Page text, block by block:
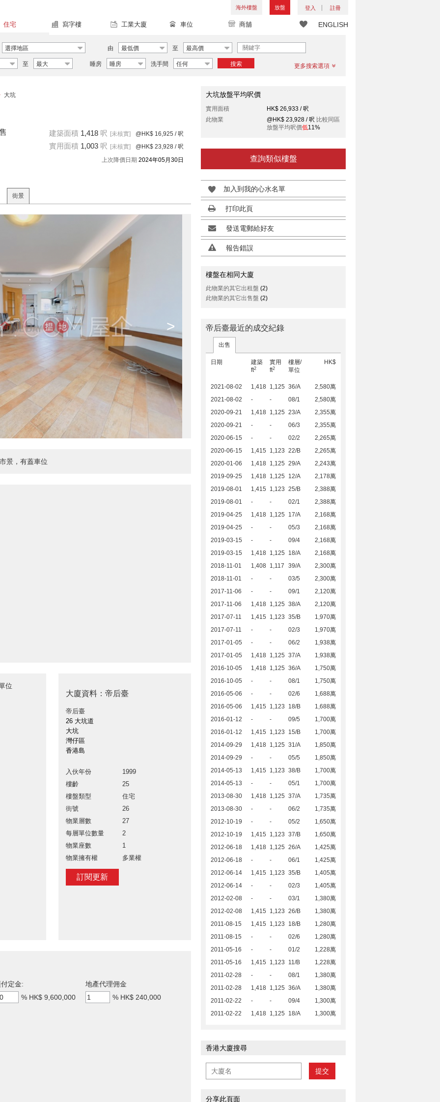
海外樓盤 放盤 登入 註冊
ENGLISH
住宅 寫字樓 工業大廈 車位 商舖
選擇地區 由 最低價 至 最高價
至 最大 睡房 睡房 洗手間 任何 搜索 更多搜索選項
大坑
建築面積 1,418 呎 [未核實] @HK$ 16,925 / 呎
實用面積 1,003 呎 [未核實] @HK$ 23,928 / 呎
上次降價日期 2024年05月30日
街景
>
景，有蓋車位
位
大廈資料：帝后臺
帝后臺
26 大坑道
大坑
灣仔區
香港島
入伙年份
1999
樓齡
25
樓盤類型
住宅
街號
26
物業層數
27
每層單位數量
2
物業座數
1
物業擁有權
多業權
訂閱更新
大坑放盤平均呎價
實用面積
HK$ 26,933 / 呎
此物業
@HK$ 23,928 / 呎 比較同區
放盤平均呎價低11%
查詢類似樓盤
加入到我的心水名單
打印此頁
發送電郵給好友
報告錯誤
樓盤在相同大廈
此物業的其它出租盤 (2)
此物業的其它出售盤 (2)
帝后臺最近的成交紀錄
出售
日期
建築
ft2
實用
ft2
樓層/
單位
HK$
2021-08-02 1,418 1,125 36/A
2,580萬
2021-08-02
- - 08/1
2,580萬
2020-09-21
1,418 1,125 23/A
2,355萬
2020-09-21
- - 06/3
2,355萬
2020-06-15
- - 02/2
2,265萬
2020-06-15
1,415 1,123 22/B
2,265萬
2020-01-06
1,418 1,125 29/A
2,243萬
2019-09-25
1,418 1,125 12/A
2,178萬
2019-08-01
1,415 1,123 25/B
2,388萬
2019-08-01
- - 02/1
2,388萬
2019-04-25
1,418 1,125 17/A
2,168萬
2019-04-25
- - 05/3
2,168萬
2019-03-15
- - 09/4
2,168萬
2019-03-15
1,418 1,125 18/A
2,168萬
2018-11-01
1,408 1,117 39/A
2,300萬
2018-11-01
- - 03/5
2,300萬
2017-11-06
- - 09/1
2,120萬
2017-11-06
1,418 1,125 38/A
2,120萬
2017-07-11
1,415 1,123 35/B
1,970萬
2017-07-11
- - 02/3
1,970萬
2017-01-05
- - 06/2
1,938萬
2017-01-05
1,418 1,125 37/A
1,938萬
2016-10-05
1,418 1,125 36/A
1,750萬
2016-10-05
- - 08/1
1,750萬
2016-05-06
- - 02/6
1,688萬
2016-05-06
1,415 1,123 18/B
1,688萬
2016-01-12
- - 09/5
1,700萬
2016-01-12
1,415 1,123 15/B
1,700萬
2014-09-29
1,418 1,125 31/A
1,850萬
2014-09-29
- - 05/5
1,850萬
2014-05-13
1,415 1,123 38/B
1,700萬
2014-05-13
- - 05/1
1,700萬
2013-08-30
1,418 1,125 37/A
1,735萬
2013-08-30
- - 06/2
1,735萬
2012-10-19
- - 05/2
1,650萬
2012-10-19
1,415 1,123 37/B
1,650萬
2012-06-18
1,418 1,125 26/A
1,425萬
2012-06-18
- - 06/1
1,425萬
2012-06-14
1,415 1,123 35/B
1,405萬
2012-06-14
- - 02/3
1,405萬
2012-02-08
- - 03/1
1,380萬
2012-02-08
1,415 1,123 26/B
1,380萬
2011-08-15
1,415 1,123 18/B
1,280萬
2011-08-15
- - 02/6
1,280萬
2011-05-16
- - 01/2
1,228萬
2011-05-16
1,415 1,123 11/B
1,228萬
2011-02-28
- - 08/1
1,380萬
2011-02-28
1,418 1,125 36/A
1,380萬
2011-02-22
- - 09/4
1,300萬
2011-02-22
1,418 1,125 18/A 1,300萬
香港大廈搜尋
提交
分享此頁面
定金:
% HK$ 9,600,000
地產代理佣金
% HK$ 240,000